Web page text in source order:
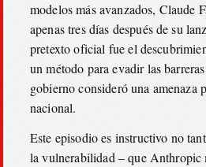
modelos más avanzados, Claude
apenas tres días después de su
pretexto oficial fue el
un método para evadir las
gobierno consideró una amenaza
nacional.
Este episodio es instructivo no
la vulnerabilidad – que Anthropic